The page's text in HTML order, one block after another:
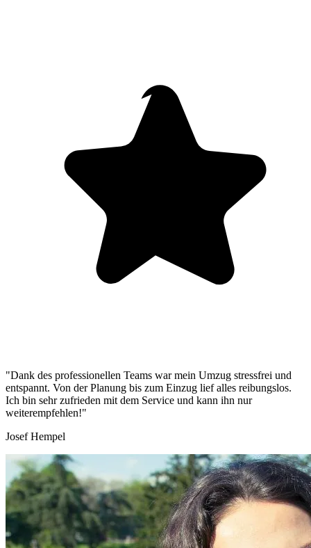
"Dank des professionellen Teams war mein Umzug stressfrei und
entspannt. Von der Planung bis zum Einzug lief alles reibungslos.
Ich bin sehr zufrieden mit dem Service und kann ihn nur
weiterempfehlen!"
Josef Hempel